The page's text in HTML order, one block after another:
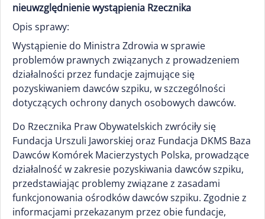
nieuwzględnienie wystąpienia Rzecznika
Opis sprawy:
Wystąpienie do Ministra Zdrowia w sprawie
problemów prawnych związanych z prowadzeniem
działalności przez fundacje zajmujące się
pozyskiwaniem dawców szpiku, w szczególności
dotyczących ochrony danych osobowych dawców.
Do Rzecznika Praw Obywatelskich zwróciły się
Fundacja Urszuli Jaworskiej oraz Fundacja DKMS Baza
Dawców Komórek Macierzystych Polska, prowadzące
działalność w zakresie pozyskiwania dawców szpiku,
przedstawiając problemy związane z zasadami
funkcjonowania ośrodków dawców szpiku. Zgodnie z
informacjami przekazanym przez obie fundacje,